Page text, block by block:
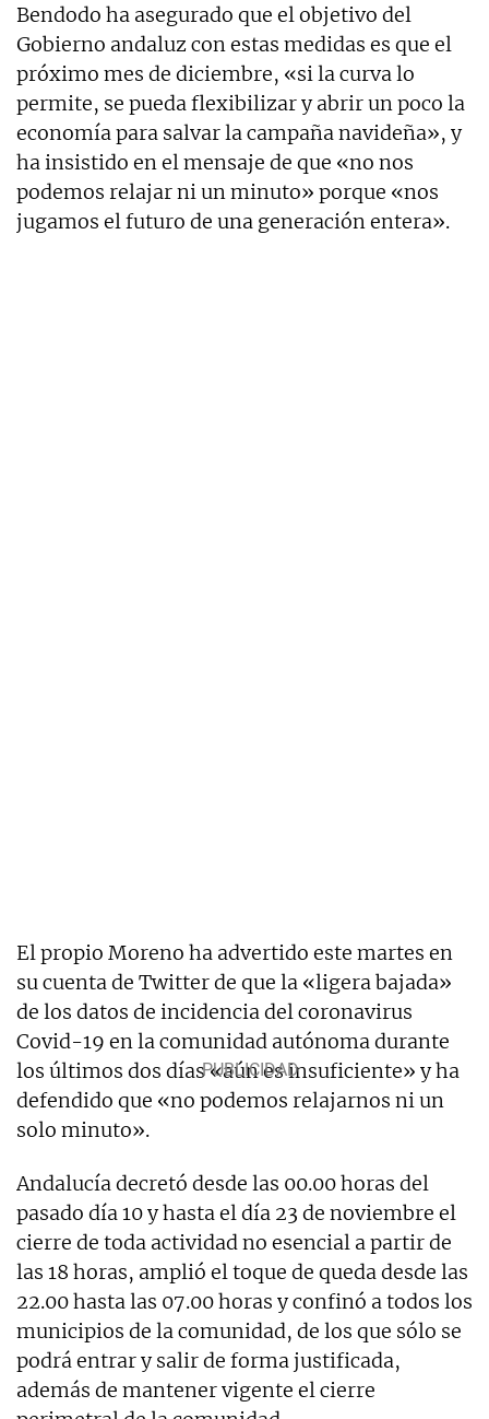
Bendodo ha asegurado que el objetivo del
Gobierno andaluz con estas medidas es que el
próximo mes de diciembre, «si la curva lo
permite, se pueda flexibilizar y abrir un poco la
economía para salvar la campaña navideña», y
ha insistido en el mensaje de que «no nos
podemos relajar ni un minuto» porque «nos
jugamos el futuro de una generación entera».
El propio Moreno ha advertido este martes en
su cuenta de Twitter de que la «ligera bajada»
de los datos de incidencia del coronavirus
Covid-19 en la comunidad autónoma durante
los últimos dos días «aún es insuficiente» y ha
defendido que «no podemos relajarnos ni un
solo minuto».
Andalucía decretó desde las 00.00 horas del
pasado día 10 y hasta el día 23 de noviembre el
cierre de toda actividad no esencial a partir de
las 18 horas, amplió el toque de queda desde las
22.00 hasta las 07.00 horas y confinó a todos los
municipios de la comunidad, de los que sólo se
podrá entrar y salir de forma justificada,
además de mantener vigente el cierre